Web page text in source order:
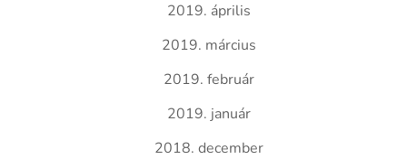
2019. április
2019. március
2019. február
2019. január
2018. december